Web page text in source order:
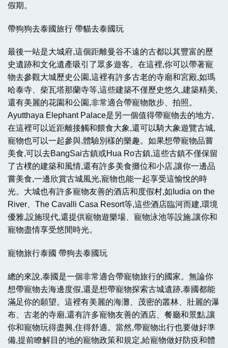
假期。
帶狗狗去泰國旅行 帶貓去泰國玩
最後一站是大城府,這個距離曼谷不遠的古都以其豐富的歷
史遺跡和文化遺產吸引了眾多遊客。在這裡,你可以帶著寵
物去參觀大城歷史公園,這裡有許多古老的寺廟和宮殿,如瑪
哈泰寺、柴瓦塔那蘭寺等,這些建築不僅歷史悠久,建築精美,
還有美麗的花園和公園,非常適合帶寵物散步、拍照。
Ayutthaya Elephant Palace是另一個值得帶寵物去的地方,
在這裡可以近距離接觸和餵食大象,還可以騎大象遊覽古城,
寵物也可以一起參與,體驗別樣的樂趣。如果想帶寵物品嘗
美食,可以去BangSai古鎮或Hua Ro古鎮,這些古鎮不僅保留
了古樸的建築和風情,還有許多美食攤位和小店,讓你一邊品
嘗美食,一邊欣賞古城風光,寵物也能一起享受這愉悅的時
光。大城也有許多寵物友善的酒店和度假村,如Iudia on the
River、The Cavalli Casa Resort等,這些酒店臨河而建,環境
優雅,設施現代,還提供寵物遊樂場、寵物泳池等設施,讓你和
寵物盡情享受悠閒時光。
寵物旅行泰國 帶狗去泰國玩
總的來說,泰國是一個非常適合帶寵物旅行的國家。無論你
想帶寵物去海邊度假,還是想帶寵物探索古城遺跡,泰國都能
滿足你的願望。這裡有美麗的海灘、茂密的叢林、壯麗的瀑
布、古老的寺廟,還有許多寵物友善的酒店、餐廳和景點,讓
你和寵物玩得盡興,住得舒適。當然,帶寵物出行也要做好準
備,提前瞭解目的地的寵物政策和規定,給寵物做好防疫和體